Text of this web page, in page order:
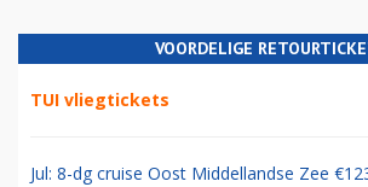
VOORDELIGE
TUI vliegtickets
Jul: 8-dg cruise Oost Middellandse Zee